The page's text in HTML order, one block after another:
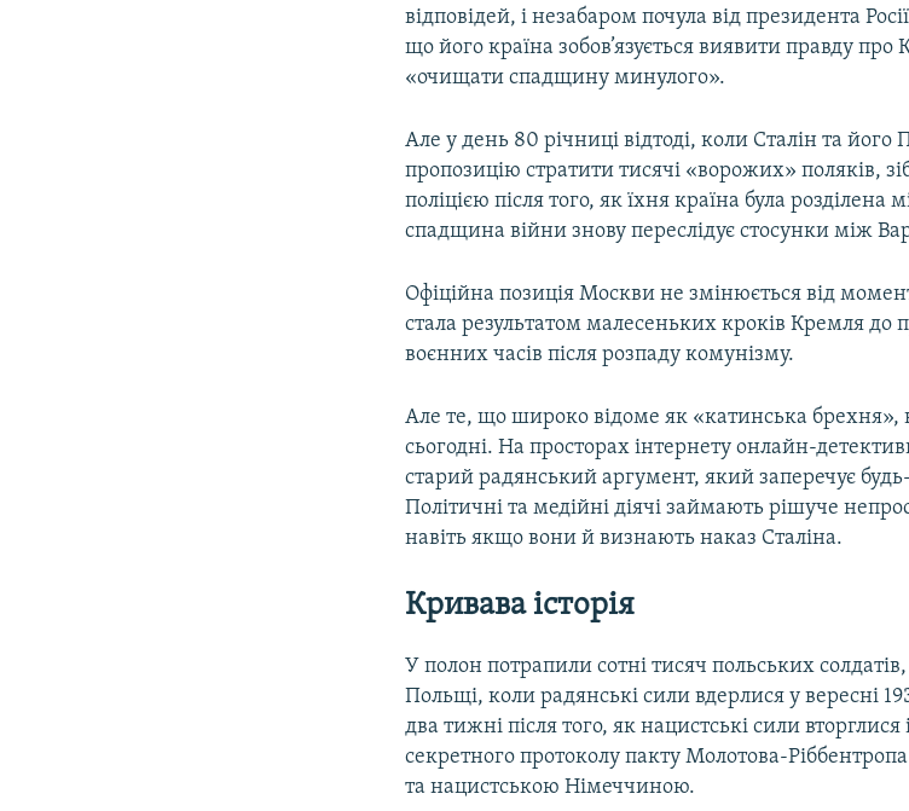
відповідей, і незабаром почула від президента
що його країна зобов’язується виявити правду
«очищати спадщину минулого».
Але у день 80 річниці відтоді, коли Сталін та його
пропозицію стратити тисячі «ворожих» поляків,
поліцією після того, як їхня країна була
спадщина війни знову переслідує стосунки між
Офіційна позиція Москви не змінюється від
стала результатом малесеньких кроків Кремля
воєнних часів після розпаду комунізму.
Але те, що широко відоме як «катинська брехня»,
сьогодні. На просторах інтернету онлайн-
старий радянський аргумент, який заперечує
Політичні та медійні діячі займають рішуче
навіть якщо вони й визнають наказ Сталіна.
Кривава історія
У полон потрапили сотні тисяч польських
Польщі, коли радянські сили вдерлися у вересні
два тижні після того, як нацистські сили вторглися
секретного протоколу пакту Молотова-
та нацистською Німеччиною.